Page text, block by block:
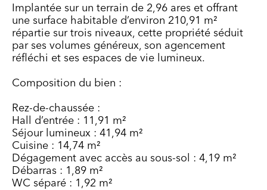
Implantée sur un terrain de 2,96 ares et offrant
une surface habitable d’environ 210,91 m²
répartie sur trois niveaux, cette propriété séduit
par ses volumes généreux, son agencement
réfléchi et ses espaces de vie lumineux.
Composition du bien :
Rez-de-chaussée :
Hall d’entrée : 11,91 m²
Séjour lumineux : 41,94 m²
Cuisine : 14,74 m²
Dégagement avec accès au sous-sol : 4,19 m²
Débarras : 1,89 m²
WC séparé : 1,92 m²